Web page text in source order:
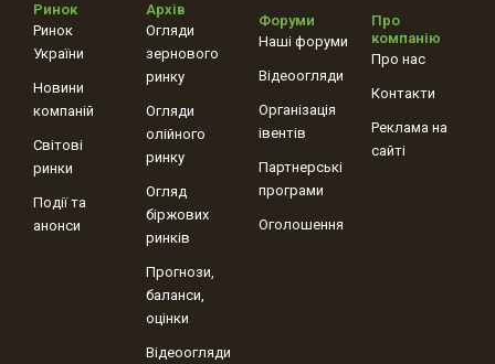
Ринок
Ринок
України
Новини
компаній
Світові
ринки
Події та
анонси
Архів
Огляди
зернового
ринку
Огляди
олійного
ринку
Огляд
біржових
ринків
Прогнози,
баланси,
оцінки
Відеоогляди
Форуми
Наші форуми
Відеоогляди
Організація
івентів
Партнерські
програми
Оголошення
Про
компанію
Про нас
Контакти
Реклама на
сайті